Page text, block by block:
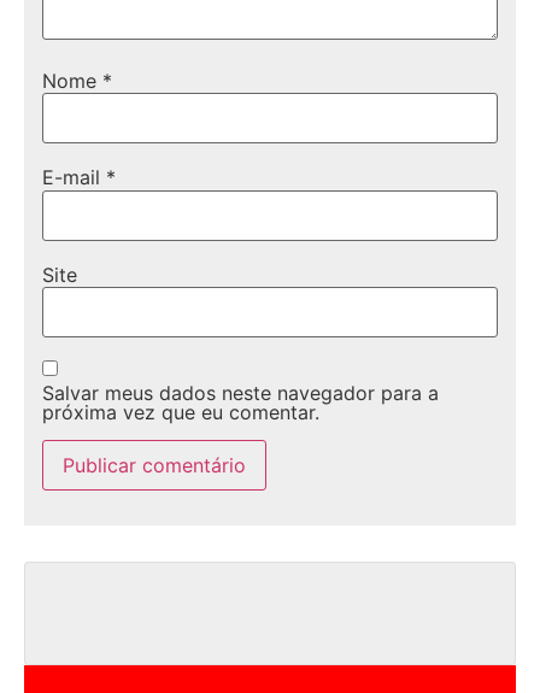
Nome *
E-mail *
Site
Salvar meus dados neste navegador para a
próxima vez que eu comentar.